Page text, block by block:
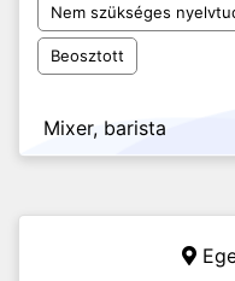
Nem szükséges
Beosztott
Mixer, barista